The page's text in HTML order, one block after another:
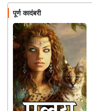
पूर्ण कादंबरी